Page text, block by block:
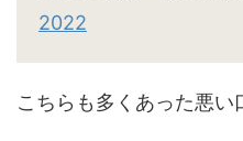
2022
こちらも多くあった悪い